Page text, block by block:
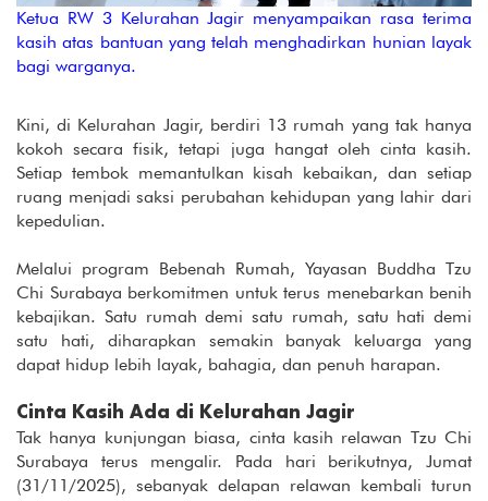
Ketua RW 3 Kelurahan Jagir menyampaikan rasa terima
kasih atas bantuan yang telah menghadirkan hunian layak
bagi warganya.
Kini, di Kelurahan Jagir, berdiri 13 rumah yang tak hanya
kokoh secara fisik, tetapi juga hangat oleh cinta kasih.
Setiap tembok memantulkan kisah kebaikan, dan setiap
ruang menjadi saksi perubahan kehidupan yang lahir dari
kepedulian.
Melalui program Bebenah Rumah, Yayasan Buddha Tzu
Chi Surabaya berkomitmen untuk terus menebarkan benih
kebajikan. Satu rumah demi satu rumah, satu hati demi
satu hati, diharapkan semakin banyak keluarga yang
dapat hidup lebih layak, bahagia, dan penuh harapan.
Cinta Kasih Ada di Kelurahan Jagir
Tak hanya kunjungan biasa, cinta kasih relawan Tzu Chi
Surabaya terus mengalir. Pada hari berikutnya, Jumat
(31/11/2025), sebanyak delapan relawan kembali turun